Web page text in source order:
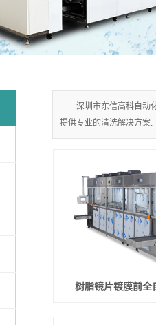
深圳市东信高科自动
提供专业的清洗解决方案.
树脂镜片镀膜前全